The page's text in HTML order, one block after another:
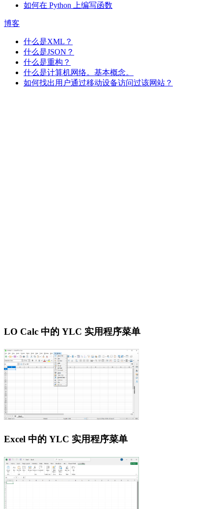
如何在 Python 上编写函数
博客
什么是XML？
什么是JSON？
什么是重构？
什么是计算机网络。基本概念。
如何找出用户通过移动设备访问过该网站？
LO Calc 中的 YLC 实用程序菜单
Excel 中的 YLC 实用程序菜单